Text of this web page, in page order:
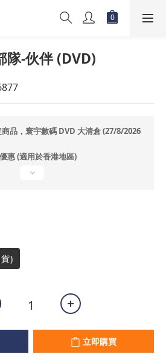
隊-伙伴 (DVD)
品，寰宇數碼 DVD 大清倉 (27/8/2026
惠 (適用於香港地區)
)
立即購買